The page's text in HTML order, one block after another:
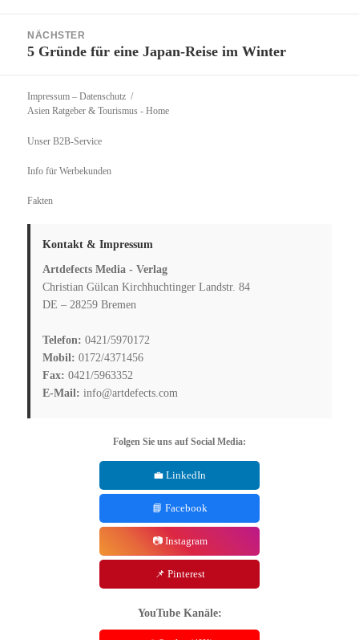
NÄCHSTER
Nächster
5 Gründe für eine Japan-Reise im Winter
Impressum – Datenschutz
Asien Ratgeber & Tourismus - Home
Unser B2B-Service
Info für Werbekunden
Fakten
Kontakt & Impressum
Artdefects Media - Verlag
Christian Gülcan Kirchhuchtinger Landstr. 84
DE – 28259 Bremen
Telefon: 0421/5970172
Mobil: 0172/4371456
Fax: 0421/5963352
E-Mail: info@artdefects.com
Folgen Sie uns auf Social Media:
💼 LinkedIn
📘 Facebook
📷 Instagram
📌 Pinterest
YouTube Kanäle: